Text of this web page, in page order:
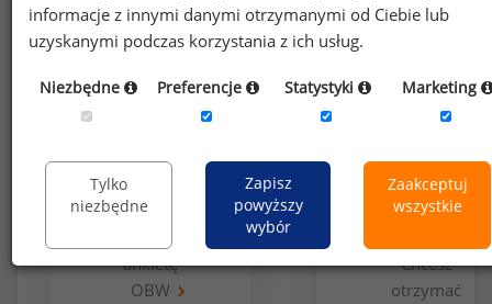
bezpłatna
ankietę
OBW
użytkowników
premium
Chcesz
otrzymać
informacje z innymi danymi otrzymanymi od Ciebie lub
uzyskanymi podczas korzystania z ich usług.
Niezbędne Preferencje Statystyki Marketing
Tylko
niezbędne
Zapisz
powyższy
wybór
Zaakceptuj
wszystkie